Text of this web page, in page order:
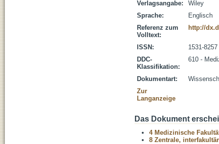
Verlagsangabe:
Wiley
Sprache:
Englisch
Referenz zum
Volltext:
http://
ISSN:
1531-8257
DDC-
Klassifikation:
610 -
Dokumentart:
Zur
Langanzeige
Das Dokument
4 Medizinische
8 Zentrale,